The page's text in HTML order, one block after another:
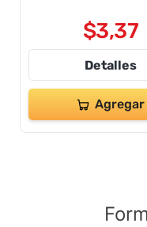
$3,37
Detalles
Agregar